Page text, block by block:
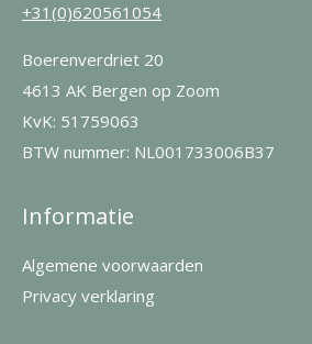
+31(0)620561054
Boerenverdriet 20
4613 AK Bergen op Zoom
KvK: 51759063
BTW nummer: NL001733006B37
Informatie
Algemene voorwaarden
Privacy verklaring